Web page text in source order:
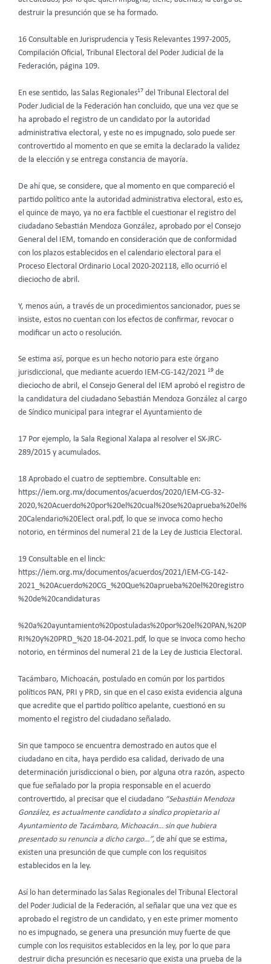
destruir la presunción que se ha formado.
16 Consultable en Jurisprudencia y Tesis Relevantes 1997-2005,
Compilación Oficial, Tribunal Electoral del Poder Judicial de la
Federación, página 109.
En ese sentido, las Salas Regionales17 del Tribunal Electoral del
Poder Judicial de la Federación han concluido, que una vez que se
ha aprobado el registro de un candidato por la autoridad
administrativa electoral, y este no es impugnado, solo puede ser
controvertido al momento en que se emita la declarado la validez
de la elección y se entrega constancia de mayoría.
De ahí que, se considere, que al momento en que compareció el
partido político ante la autoridad administrativa electoral, esto es,
el quince de mayo, ya no era factible el cuestionar el registro del
ciudadano Sebastián Mendoza González, aprobado por el Consejo
General del IEM, tomando en consideración que de conformidad
con los plazos establecidos en el calendario electoral para el
Proceso Electoral Ordinario Local 2020-202118, ello ocurrió el
dieciocho de abril.
Y, menos aún, a través de un procedimientos sancionador, pues se
insiste, estos no cuentan con los efectos de confirmar, revocar o
modificar un acto o resolución.
Se estima así, porque es un hecho notorio para este órgano
jurisdiccional, que mediante acuerdo IEM-CG-142/2021 19 de
dieciocho de abril, el Consejo General del IEM aprobó el registro de
la candidatura del ciudadano Sebastián Mendoza González al cargo
de Síndico municipal para integrar el Ayuntamiento de
17 Por ejemplo, la Sala Regional Xalapa al resolver el SX-JRC-
289/2015 y acumulados.
18 Aprobado el cuatro de septiembre. Consultable en:
https://iem.org.mx/documentos/acuerdos/2020/IEM-CG-32-
2020,%20Acuerdo%20por%20el%20cual%20se%20aprueba%20el%
20Calendario%20Elect oral.pdf, lo que se invoca como hecho
notorio, en términos del numeral 21 de la Ley de Justicia Electoral.
19 Consultable en el linck:
https://iem.org.mx/documentos/acuerdos/2021/IEM-CG-142-
2021_%20Acuerdo%20CG_%20Que%20aprueba%20el%20registro
%20de%20candidaturas
%20a%20ayuntamiento%20postuladas%20por%20el%20PAN,%20P
RI%20y%20PRD_%20 18-04-2021.pdf, lo que se invoca como hecho
notorio, en términos del numeral 21 de la Ley de Justicia Electoral.
Tacámbaro, Michoacán, postulado en común por los partidos
políticos PAN, PRI y PRD, sin que en el caso exista evidencia alguna
que acredite que el partido político apelante, cuestionó en su
momento el registro del ciudadano señalado.
Sin que tampoco se encuentra demostrado en autos que el
ciudadano en cita, haya perdido esa calidad, derivado de una
determinación jurisdiccional o bien, por alguna otra razón, aspecto
que fue señalado por la propia responsable en el acuerdo
controvertido, al precisar que el ciudadano “Sebastián Mendoza
González, es actualmente candidato a síndico propietario al
Ayuntamiento de Tacámbaro, Michoacán… sin que hubiera
presentado su renuncia a dicho cargo…”, de ahí que se estima,
existen una presunción de que cumple con los requisitos
establecidos en la ley.
Así lo han determinado las Salas Regionales del Tribunal Electoral
del Poder Judicial de la Federación, al señalar que una vez que es
aprobado el registro de un candidato, y en este primer momento
no es impugnado, se genera una presunción muy fuerte de que
cumple con los requisitos establecidos en la ley, por lo que para
destruir dicha presunción es necesario que exista una prueba de la